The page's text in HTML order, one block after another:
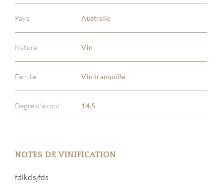
Pays Australie
Nature Vin
Famille Vin tranquille
Degré d'alcool 14.5
NOTES DE VINIFICATION
fdlkdsjfds